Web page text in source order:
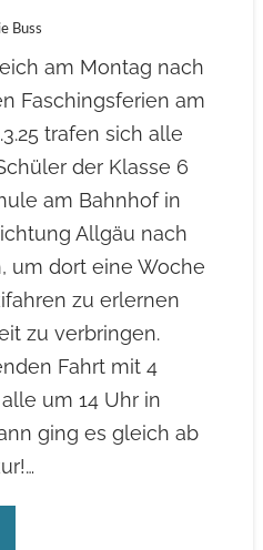
Buss
am Montag nach
Faschingsferien am
trafen sich alle
der Klasse 6
am Bahnhof in
Allgäu nach
um dort eine Woche
zu erlernen
zu verbringen.
Fahrt mit 4
um 14 Uhr in
ging es gleich ab